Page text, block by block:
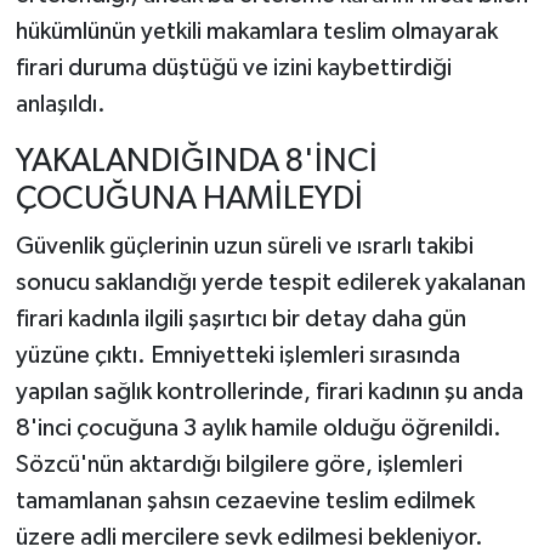
hükümlünün yetkili makamlara teslim olmayarak
firari duruma düştüğü ve izini kaybettirdiği
anlaşıldı.
YAKALANDIĞINDA 8'İNCİ
ÇOCUĞUNA HAMİLEYDİ
Güvenlik güçlerinin uzun süreli ve ısrarlı takibi
sonucu saklandığı yerde tespit edilerek yakalanan
firari kadınla ilgili şaşırtıcı bir detay daha gün
yüzüne çıktı. Emniyetteki işlemleri sırasında
yapılan sağlık kontrollerinde, firari kadının şu anda
8'inci çocuğuna 3 aylık hamile olduğu öğrenildi.
Sözcü'nün aktardığı bilgilere göre, işlemleri
tamamlanan şahsın cezaevine teslim edilmek
üzere adli mercilere sevk edilmesi bekleniyor.